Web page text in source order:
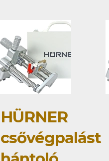
HÜRNER
csővégpalást